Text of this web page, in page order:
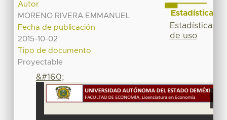
Autor
MORENO RIVERA EMMANUEL
Fecha de publicación
2015-10-02
Tipo de documento
Proyectable
&#160;
Estadísticas
Estadísticas
de uso